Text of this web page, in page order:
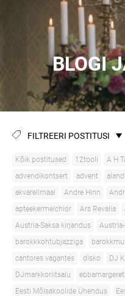
BLOGI
FILTREERI POSTITUSI
Kõik postitused 12tooli A H
advendikontsert
advent
akvarellmaal
Andre Hinn
apteekermelchior
Ars Revalia
Austria-Saksa kirjandus
barokkkohtubjazziga
cantores vagantes
disko DJ
DJmarkkoriitsalu
Eesti Mõisakoolide Ühendus